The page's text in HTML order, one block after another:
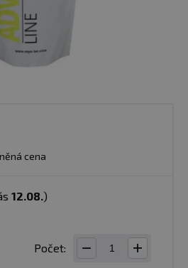
cena
12.08.)
Počet: